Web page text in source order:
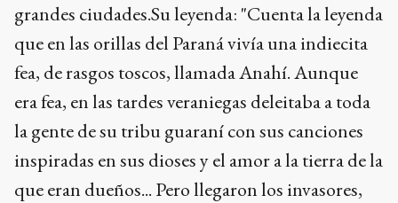
grandes ciudades.Su leyenda: "Cuenta la leyenda
que en las orillas del Paraná vivía una indiecita
fea, de rasgos toscos, llamada Anahí. Aunque
era fea, en las tardes veraniegas deleitaba a toda
la gente de su tribu guaraní con sus canciones
inspiradas en sus dioses y el amor a la tierra de la
que eran dueños... Pero llegaron los invasores,